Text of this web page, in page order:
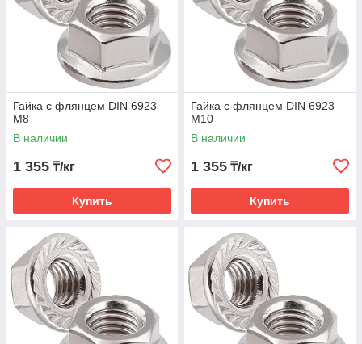
Гайка с флянцем DIN 6923
М8
В наличии
1 355 ₸/кг
Купить
Гайка с флянцем DIN 6923
М10
В наличии
1 355 ₸/кг
Купить